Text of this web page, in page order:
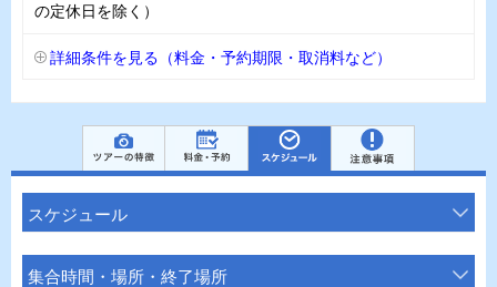
の定休日を除く）
詳細条件を見る（料金・予約期限・取消料など）
スケジュール
集合時間・場所・終了場所